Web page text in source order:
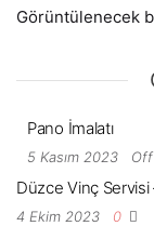
Görüntülenecek
Pano İmalatı
5 Kasım 2023 Off
Düzce Vinç Servisi
4 Ekim 2023 0